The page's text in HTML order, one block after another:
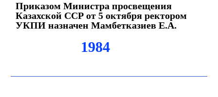
Приказом Министра просвещения
Казахской ССР от 5 октября ректором
УКПИ назначен Мамбетказиев Е.А.
1984